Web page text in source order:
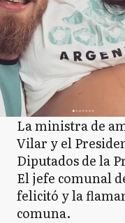
La ministra de
Vilar y el
Diputados de la
El jefe comunal
felicitó y la
comuna.